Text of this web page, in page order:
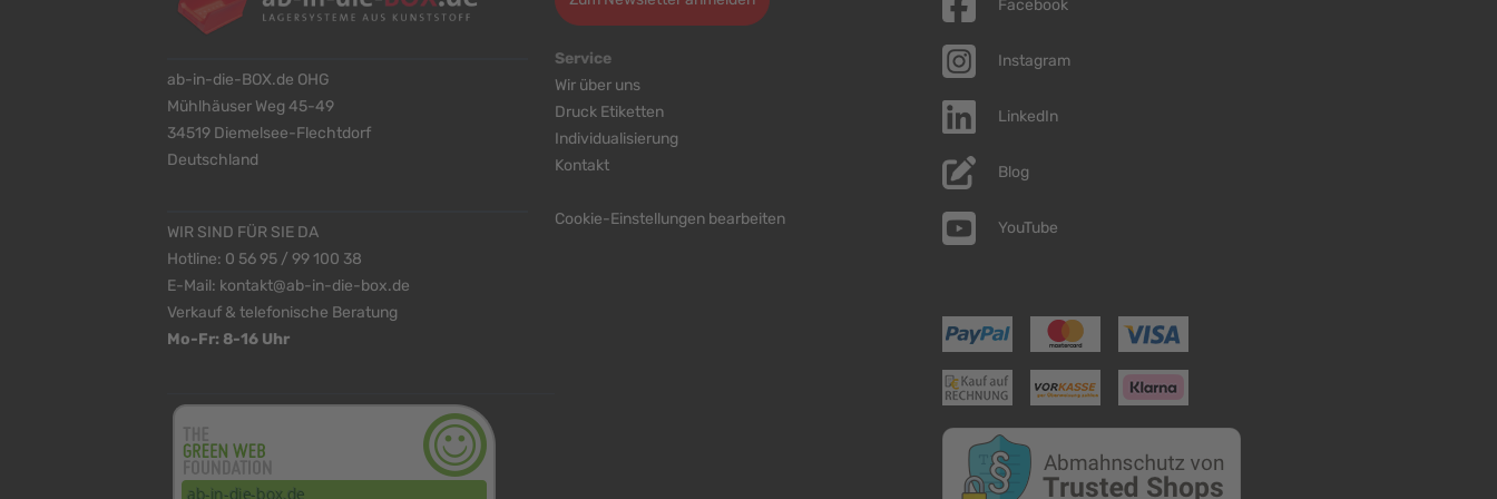
ab-in-die-BOX.de OHG
Mühlhäuser Weg 45-49
34519 Diemelsee-Flechtdorf
Deutschland
WIR SIND FÜR SIE DA
Hotline: 0 56 95 / 99 100 38
E-Mail: kontakt@ab-in-die-box.de
Verkauf & telefonische Beratung
Mo-Fr: 8-16 Uhr
Service
Wir über uns
Druck Etiketten
Individualisierung
Kontakt
Cookie-Einstellungen bearbeiten
Facebook
Instagram
LinkedIn
Blog
YouTube